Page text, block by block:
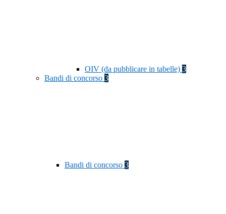
OIV (da pubblicare in tabelle) 3
Bandi di concorso 3
Bandi di concorso 3